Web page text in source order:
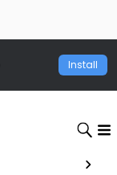
Install